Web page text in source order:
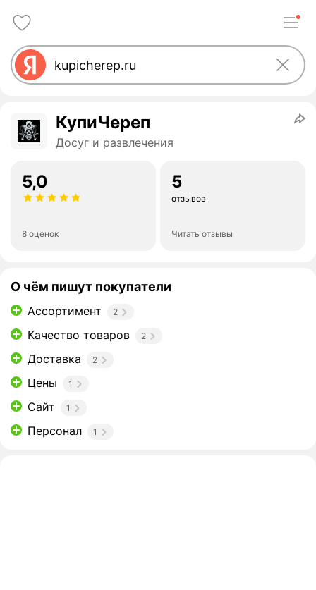
КупиЧереп
Досуг и развлечения
5,0
8 оценок
5
отзывов
Читать отзывы
О чём пишут покупатели
Ассортимент 2
Качество товаров 2
Доставка 2
Цены 1
Сайт 1
Персонал 1